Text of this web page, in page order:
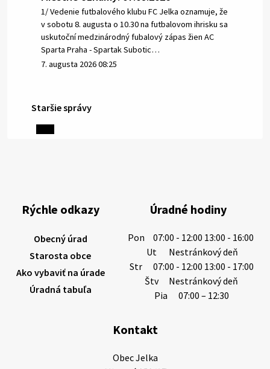
1/ Vedenie futbalového klubu FC Jelka oznamuje, že
v sobotu 8. augusta o 10.30 na futbalovom ihrisku sa
uskutoční medzinárodný fubalový zápas žien AC
Sparta Praha - Spartak Subotic…
7. augusta 2026 08:25
6. augusta 2026 08:13
výdatnosti vodárenských zdrojov.
Západoslovenská vodárenská spoločnosť preto
6. augusta 2026 08:12
5. augusta 2026 13:10
Smútočný oznam: 05.08.2026 1/ Vážení obyvatelia!S
hlbokým zármutkom Vám oznamujeme, že vo veku
Staršie správy
Rýchle odkazy
Obecný úrad
Starosta obce
Ako vybaviť na úrade
Úradná tabuľa
Úradné hodiny
Pon
07:00 - 12:00 13:00 - 16:00
Ut
Nestránkový deň
Str
07:00 - 12:00 13:00 - 17:00
Štv
Nestránkový deň
Pia
07:00 – 12:30
Kontakt
Obec Jelka